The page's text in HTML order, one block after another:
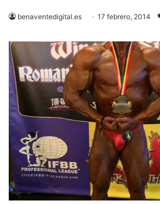
benaventedigital.es 17 febrero, 2014